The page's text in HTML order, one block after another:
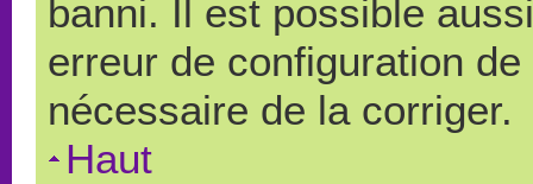
banni. Il est possible
erreur de configuration
nécessaire de la corriger.
Haut